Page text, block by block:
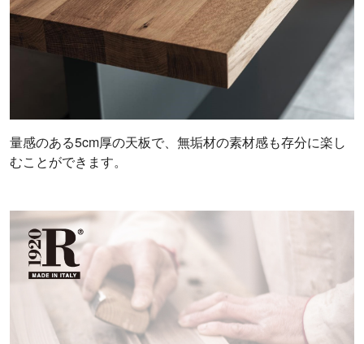
量感のある5cm厚の天板で、無垢材の素材感も存分に楽し
むことができます。